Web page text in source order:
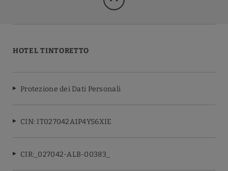
HOTEL TINTORETTO
Protezione dei Dati Personali
CIN: IT027042A1P4YS6XIE
CIR:_027042-ALB-00383_